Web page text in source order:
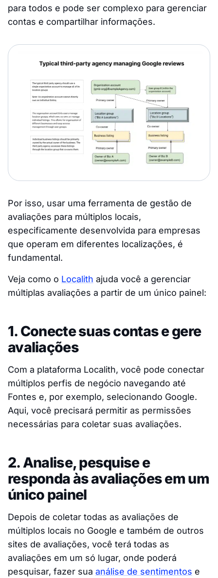
para todos e pode ser complexo para gerenciar
contas e compartilhar informações.
Por isso, usar uma ferramenta de gestão de
avaliações para múltiplos locais,
especificamente desenvolvida para empresas
que operam em diferentes localizações, é
fundamental.
Veja como o Localith ajuda você a gerenciar
múltiplas avaliações a partir de um único painel:
1. Conecte suas contas e gere
avaliações
Com a plataforma Localith, você pode conectar
múltiplos perfis de negócio navegando até
Fontes e, por exemplo, selecionando Google.
Aqui, você precisará permitir as permissões
necessárias para coletar suas avaliações.
2. Analise, pesquise e
responda às avaliações em um
único painel
Depois de coletar todas as avaliações de
múltiplos locais no Google e também de outros
sites de avaliações, você terá todas as
avaliações em um só lugar, onde poderá
pesquisar, fazer sua análise de sentimentos e